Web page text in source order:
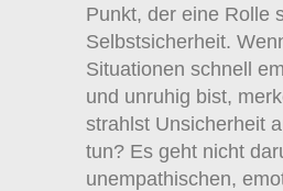
Punkt, der eine Rolle
Selbstsicherheit.
Situationen schnell
und unruhig bist,
strahlst Unsicherheit
tun? Es geht nicht
unempathischen,